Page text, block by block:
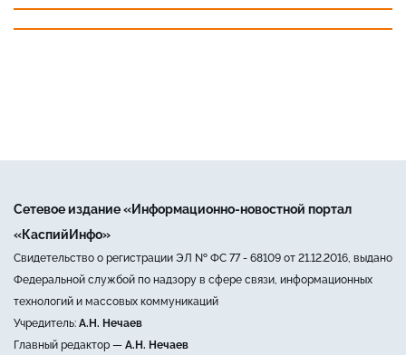
Сетевое издание «Информационно-новостной портал
«КаспийИнфо»
Свидетельство о регистрации ЭЛ № ФС 77 - 68109 от 21.12.2016, выдано
Федеральной службой по надзору в сфере связи, информационных
технологий и массовых коммуникаций
Учредитель: А.Н. Нечаев
Главный редактор — А.Н. Нечаев